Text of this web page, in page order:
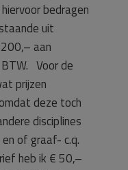
bedragen
uit
aan
Voor de
prijzen
deze toch
disciplines
of graaf- c.q.
heb ik € 50,–